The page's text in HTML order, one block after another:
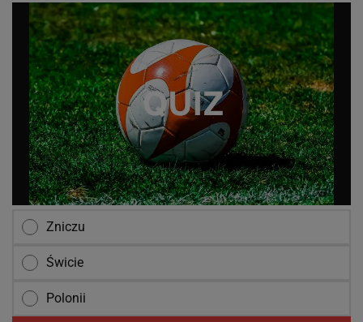
Zniczu
Świcie
Polonii